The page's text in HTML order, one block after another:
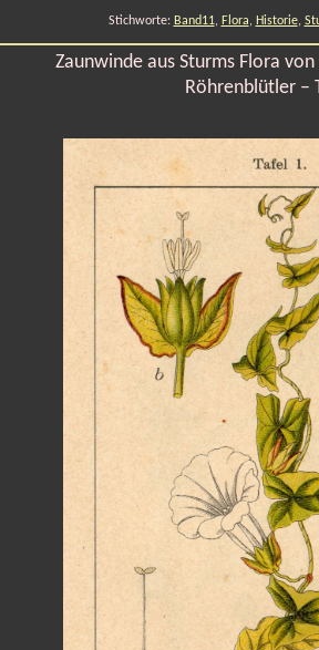
Stichworte: Band11, Flora, Historie,
Zaunwinde aus Sturms Flora
Röhrenblütler –